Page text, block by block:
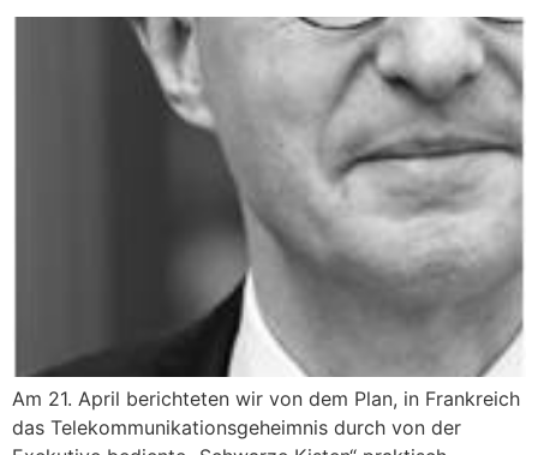
Am 21. April berichteten wir von dem Plan, in Frankreich
das Telekommunikationsgeheimnis durch von der